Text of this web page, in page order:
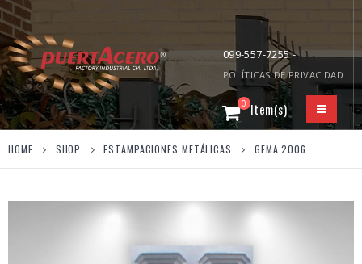
099-557-7255 -
POLÍTICAS DE PRIVACIDAD
0
HOME SHOP ESTAMPACIONES METÁLICAS GEMA 2006